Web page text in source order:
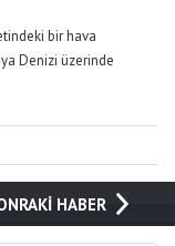
bir hava
Denizi üzerinde
HABER